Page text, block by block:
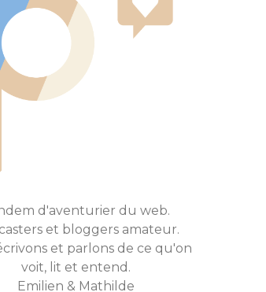
d'aventurier du web.
et bloggers amateur.
et parlons de ce qu'on
voit, lit et entend.
Emilien & Mathilde